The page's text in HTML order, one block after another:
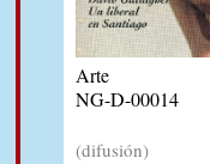
Arte
NG-D-00014
(difusión)